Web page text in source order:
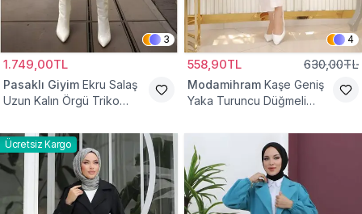
3
1.749,00TL
Pasaklı Giyim Ekru Salaş
Uzun Kalın Örgü Triko
4
558,90TL 630,00TL
Modamihram Kaşe Geniş
Yaka Turuncu Düğmeli
Ücretsiz Kargo